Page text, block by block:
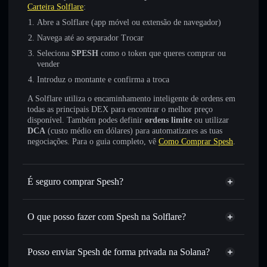
Carteira Solflare:
Abre a Solflare (app móvel ou extensão de navegador)
Navega até ao separador Trocar
Seleciona SPESH como o token que queres comprar ou
vender
Introduz o montante e confirma a troca
A Solflare utiliza o encaminhamento inteligente de ordens em
todas as principais DEX para encontrar o melhor preço
disponível. Também podes definir ordens limite ou utilizar
DCA (custo médio em dólares) para automatizares as tuas
negociações. Para o guia completo, vê Como Comprar Spesh.
É seguro comprar Spesh?
Spesh não está verificado
O que posso fazer com Spesh na Solflare?
Spesh
Carteira Solflare
Trocar instantaneamente— trocar SPESH por SOL,
Posso enviar Spesh de forma privada na Solana?